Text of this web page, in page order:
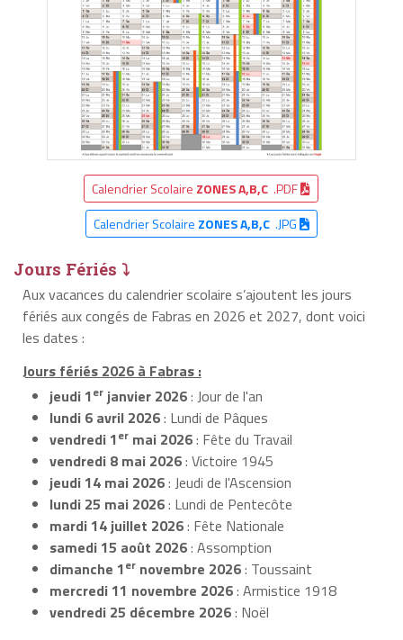
Calendrier Scolaire ZONES A,B,C .PDF
Calendrier Scolaire ZONES A,B,C.JPG
Jours Fériés ⤵
Aux vacances du calendrier scolaire s’ajoutent les jours
fériés aux congés de Fabras en 2026 et 2027, dont voici
les dates :
Jours fériés 2026 à Fabras :
jeudi 1er janvier 2026: Jour de l'an
lundi 6 avril 2026: Lundi de Pâques
vendredi 1er mai 2026: Fête du Travail
vendredi 8 mai 2026: Victoire 1945
jeudi 14 mai 2026: Jeudi de l'Ascension
lundi 25 mai 2026: Lundi de Pentecôte
mardi 14 juillet 2026: Fête Nationale
samedi 15 août 2026: Assomption
dimanche 1er novembre 2026: Toussaint
mercredi 11 novembre 2026: Armistice 1918
vendredi 25 décembre 2026: Noël